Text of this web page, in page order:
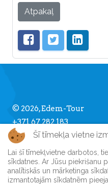
Atpakaļ
© 2026, Edem-Tour
+371 67 282 183
info [] edemtour.lv
Par Edem-Tour
Šī tīmekļa vietne
Lai šī tīmekļvietne darbotos,
sīkdatnes. Ar Jūsu piekrišanu
analītiskās un mārketinga
izmantotajām sīkdatnēm